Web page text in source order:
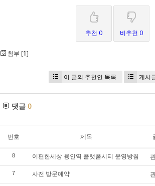
추천 0 비추천 0
첨부 [1]
이 글의 추천인 목록 게시
댓글 0
번호 제목
8 이편한세상 용인역 플랫폼시티 운영방침
7 사전 방문예약